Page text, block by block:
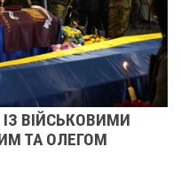
ВІЙСЬКОВИМИ
ТА ОЛЕГОМ